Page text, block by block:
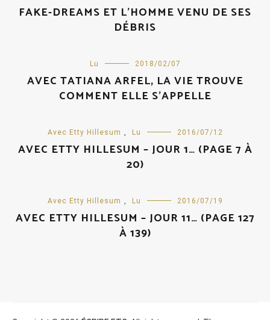
FAKE-DREAMS ET L’HOMME VENU DE SES
DÉBRIS
Lu 2018/02/07
AVEC TATIANA ARFEL, LA VIE TROUVE
COMMENT ELLE S’APPELLE
Avec Etty Hillesum , Lu 2016/07/12
AVEC ETTY HILLESUM – JOUR 1… (PAGE 7 À
20)
Avec Etty Hillesum , Lu 2016/07/19
AVEC ETTY HILLESUM – JOUR 11… (PAGE 127
À 139)